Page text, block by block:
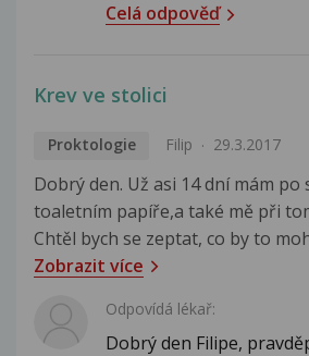
Celá odpověď
Krev ve stolici
Proktologie Filip 29.3.2017
Dobrý den. Už asi 14 dní mám po
toaletním papíře,a také mě při
Chtěl bych se zeptat, co by to
Zobrazit více
Odpovídá lékař:
Dobrý den Filipe,